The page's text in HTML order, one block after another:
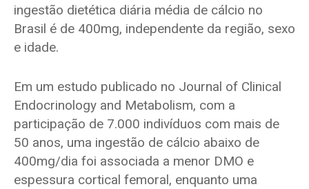
ingestão dietética diária média de cálcio no
Brasil é de 400mg, independente da região, sexo
e idade.
Em um estudo publicado no Journal of Clinical
Endocrinology and Metabolism, com a
participação de 7.000 indivíduos com mais de
50 anos, uma ingestão de cálcio abaixo de
400mg/dia foi associada a menor DMO e
espessura cortical femoral, enquanto uma